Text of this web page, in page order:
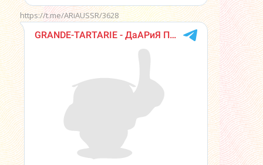
https://t.me/ARiAUSSR/3628